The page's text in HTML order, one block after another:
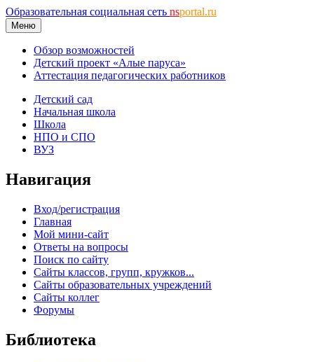
Образовательная социальная сеть nsportal.ru
Меню
Обзор возможностей
Детский проект «Алые паруса»
Аттестация педагогических работников
Детский сад
Начальная школа
Школа
НПО и СПО
ВУЗ
Навигация
Вход/регистрация
Главная
Мой мини-сайт
Ответы на вопросы
Поиск по сайту
Сайты классов, групп, кружков...
Сайты образовательных учреждений
Сайты коллег
Форумы
Библиотека